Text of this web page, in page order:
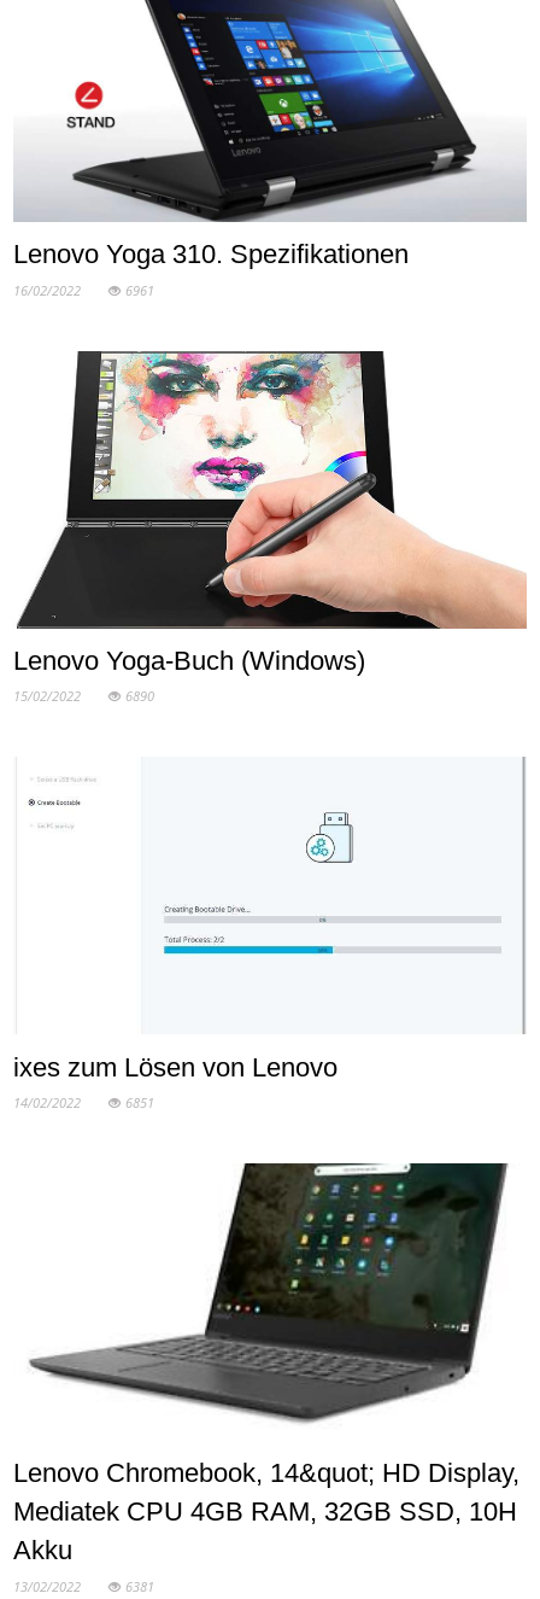
Lenovo Yoga 310. Spezifikationen
16/02/2022 6961
Lenovo Yoga-Buch (Windows)
15/02/2022 6890
ixes zum Lösen von Lenovo
14/02/2022 6851
Lenovo Chromebook, 14&quot; HD Display,
Mediatek CPU 4GB RAM, 32GB SSD, 10H
Akku
13/02/2022 6381